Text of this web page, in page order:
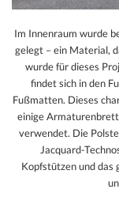
Im Innenraum wurde
gelegt – ein Material,
wurde für dieses
findet sich in den
Fußmatten. Dieses
einige
verwendet. Die
Jacquard-
Kopfstützen und das